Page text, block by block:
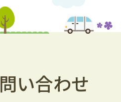
問い合わせ